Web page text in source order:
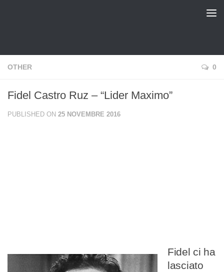
OTHER 0
Fidel Castro Ruz – “Lider Maximo”
PUBLISHED ON 25 NOVEMBRE 2016
Fidel ci ha
lasciato